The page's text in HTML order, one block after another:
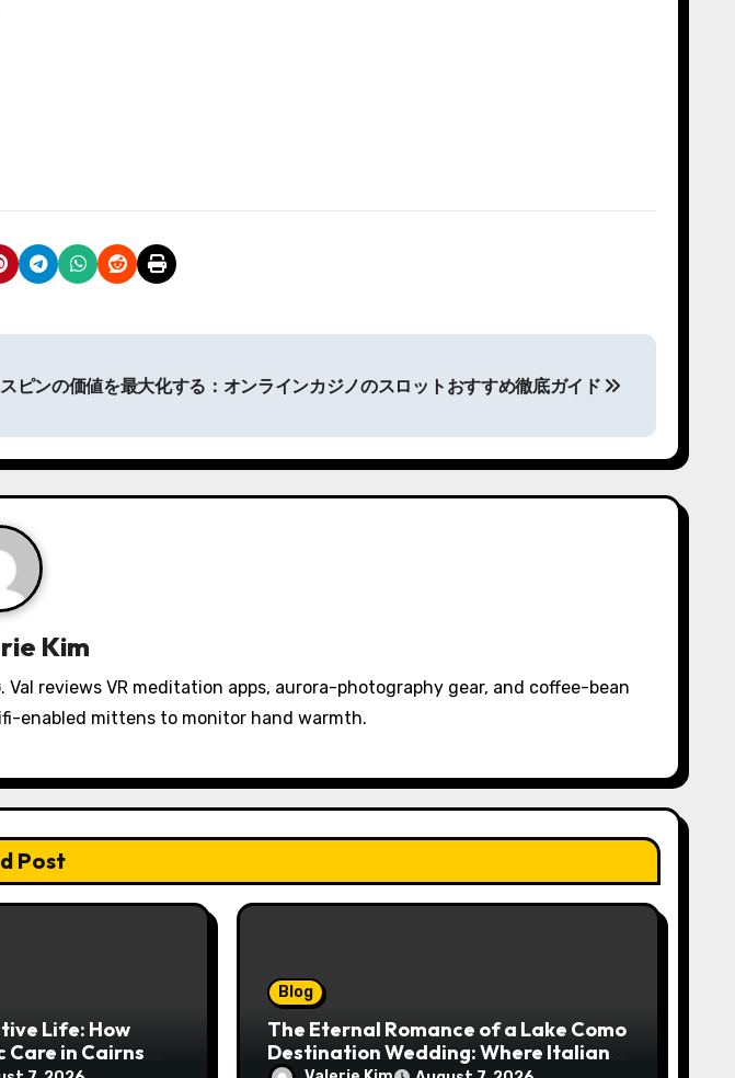
スピンの価値を最大化する：オンラインカジノのスロットおすすめ徹底ガイド
Kim
reviews VR meditation apps, aurora-photography gear, and coffee-bean
enabled mittens to monitor hand warmth.
Post
Life: How
in Cairns
Blog
The Eternal Romance of a Lake Como
Destination Wedding: Where Italian